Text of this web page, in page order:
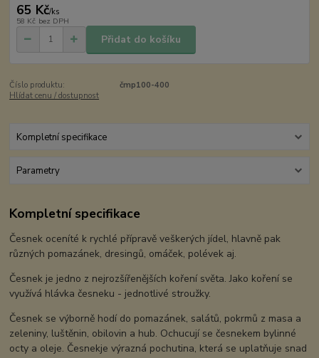
65 Kč/ks
58 Kč bez DPH
Přidat do košíku
Číslo produktu:
čmp100-400
Hlídat cenu / dostupnost
Kompletní specifikace
Parametry
Kompletní specifikace
Česnek oceníté k rychlé přípravě veškerých jídel, hlavně pak
různých pomazánek, dresingů, omáček, polévek aj.
Česnek je jedno z nejrozšířenějších koření světa. Jako koření se
využívá hlávka česneku - jednotlivé stroužky.
Česnek se výborně hodí do pomazánek, salátů, pokrmů z masa a
zeleniny, luštěnin, obilovin a hub. Ochucují se česnekem bylinné
octy a oleje. Česnekje výrazná pochutina, která se uplatňuje snad